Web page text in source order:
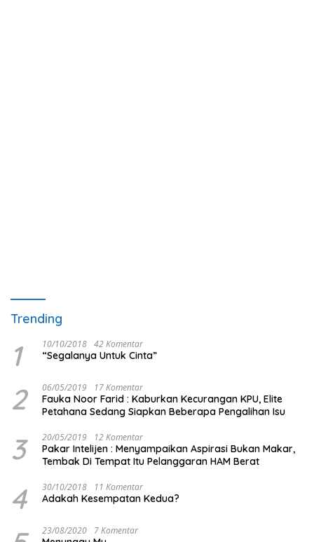
Trending
1 10/10/2018 42 Komentar
“Segalanya Untuk Cinta”
2 06/05/2019 17 Komentar
Fauka Noor Farid : Kaburkan Kecurangan KPU, Elite
Petahana Sedang Siapkan Beberapa Pengalihan Isu
3 20/05/2019 12 Komentar
Pakar Intelijen : Menyampaikan Aspirasi Bukan Makar,
Tembak Di Tempat Itu Pelanggaran HAM Berat
4 30/10/2018 11 Komentar
Adakah Kesempatan Kedua?
23/08/2020 7 Komentar